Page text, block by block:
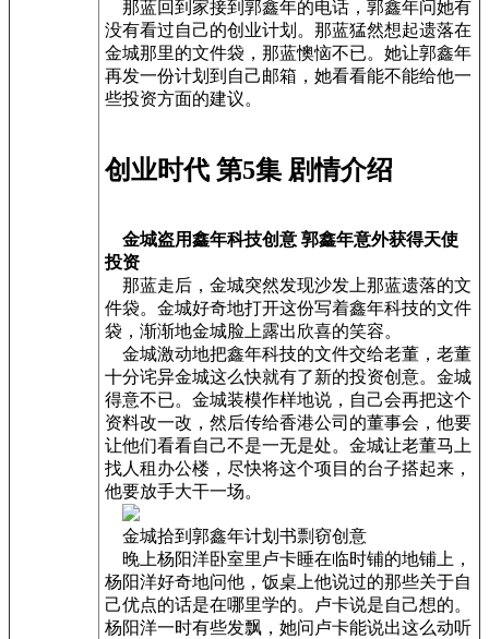
那蓝回到家接到郭鑫年的电话，郭鑫年问她有
没有看过自己的创业计划。那蓝猛然想起遗落在
金城那里的文件袋，那蓝懊恼不已。她让郭鑫年
再发一份计划到自己邮箱，她看看能不能给他一
些投资方面的建议。
创业时代 第5集 剧情介绍
金城盗用鑫年科技创意 郭鑫年意外获得天使
投资
那蓝走后，金城突然发现沙发上那蓝遗落的文
件袋。金城好奇地打开这份写着鑫年科技的文件
袋，渐渐地金城脸上露出欣喜的笑容。
金城激动地把鑫年科技的文件交给老董，老董
十分诧异金城这么快就有了新的投资创意。金城
得意不已。金城装模作样地说，自己会再把这个
资料改一改，然后传给香港公司的董事会，他要
让他们看看自己不是一无是处。金城让老董马上
找人租办公楼，尽快将这个项目的台子搭起来，
他要放手大干一场。
金城拾到郭鑫年计划书剽窃创意
晚上杨阳洋卧室里卢卡睡在临时铺的地铺上，
杨阳洋好奇地问他，饭桌上他说过的那些关于自
己优点的话是在哪里学的。卢卡说是自己想的。
杨阳洋一时有些发飘，她问卢卡能说出这么动听